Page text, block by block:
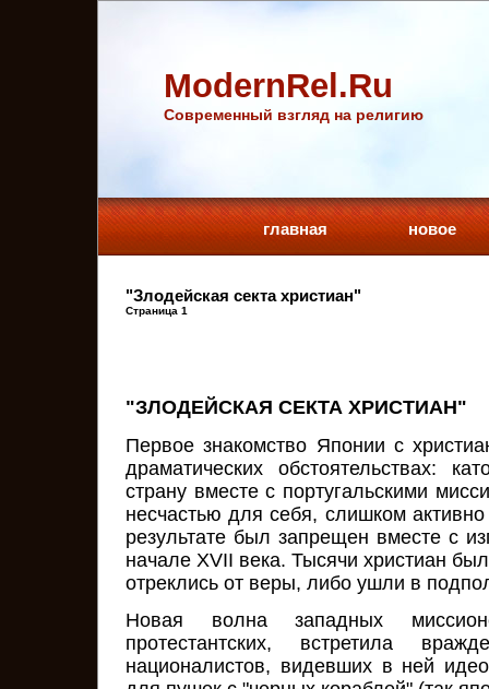
ModernRel.Ru
Cовременный взгляд на религию
главная новое
"Злодейская секта христиан"
Страница 1
"ЗЛОДЕЙСКАЯ СЕКТА ХРИСТИАН"
Первое знакомство Японии с
драматических обстоятельствах:
страну вместе с португальскими
несчастью для себя, слишком
результате был запрещен вместе с
начале XVII века. Тысячи христиан
отреклись от веры, либо ушли в
Новая волна западных
протестантских, встретила
националистов, видевших в ней